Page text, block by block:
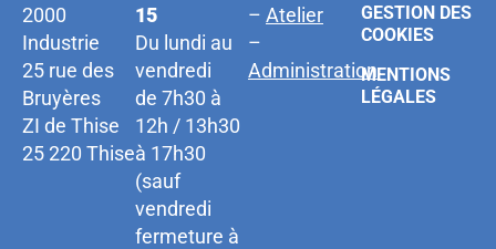
2000
Industrie
25 rue des
Bruyères
ZI de Thise
25 220 Thise
15
Du lundi au
vendredi
de 7h30 à
12h / 13h30
à 17h30
(sauf
vendredi
fermeture à
– Atelier
–
Administration
GESTION DES
COOKIES
MENTIONS
LÉGALES